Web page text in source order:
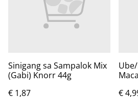
Sinigang sa Sampalok Mix
(Gabi) Knorr 44g
€ 1,87
€